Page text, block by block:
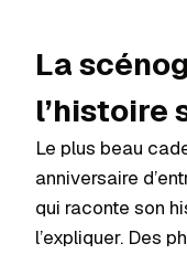
La
l’histoire
Le plus beau
anniversaire
qui raconte son
l’expliquer. Des